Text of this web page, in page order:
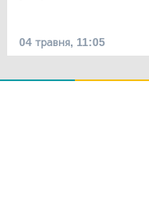
04 травня, 11:05